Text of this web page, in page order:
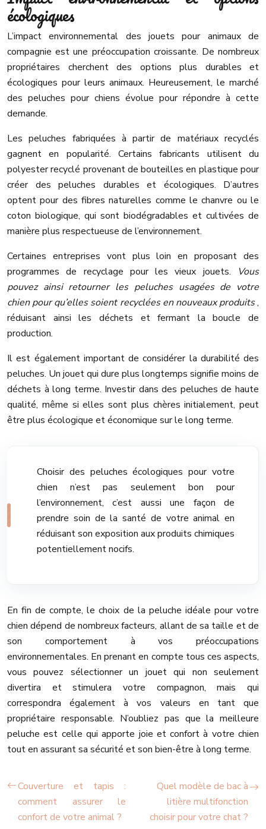
écologiques
L’impact environnemental des jouets pour animaux de
compagnie est une préoccupation croissante. De nombreux
propriétaires cherchent des options plus durables et
écologiques pour leurs animaux. Heureusement, le marché
des peluches pour chiens évolue pour répondre à cette
demande.
Les peluches fabriquées à partir de matériaux recyclés
gagnent en popularité. Certains fabricants utilisent du
polyester recyclé provenant de bouteilles en plastique pour
créer des peluches durables et écologiques. D’autres
optent pour des fibres naturelles comme le chanvre ou le
coton biologique, qui sont biodégradables et cultivées de
manière plus respectueuse de l’environnement.
Certaines entreprises vont plus loin en proposant des
programmes de recyclage pour les vieux jouets.
Vous
pouvez ainsi retourner les peluches usagées de votre
chien pour qu’elles soient recyclées en nouveaux produits,
réduisant ainsi les déchets et fermant la boucle de
production.
Il est également important de considérer la durabilité des
peluches. Un jouet qui dure plus longtemps signifie moins de
déchets à long terme. Investir dans des peluches de haute
qualité, même si elles sont plus chères initialement, peut
être plus écologique et économique sur le long terme.
Choisir des peluches écologiques pour votre
chien n’est pas seulement bon pour
l’environnement, c’est aussi une façon de
prendre soin de la santé de votre animal en
réduisant son exposition aux produits chimiques
potentiellement nocifs.
En fin de compte, le choix de la peluche idéale pour votre
chien dépend de nombreux facteurs, allant de sa taille et de
son comportement à vos préoccupations
environnementales. En prenant en compte tous ces aspects,
vous pouvez sélectionner un jouet qui non seulement
divertira et stimulera votre compagnon, mais qui
correspondra également à vos valeurs en tant que
propriétaire responsable. N’oubliez pas que la meilleure
peluche est celle qui apporte joie et confort à votre chien
tout en assurant sa sécurité et son bien-être à long terme.
Couverture et tapis :
comment assurer le
confort de votre animal ?
Quel modèle de bac à
litière multifonction
choisir pour votre chat ?